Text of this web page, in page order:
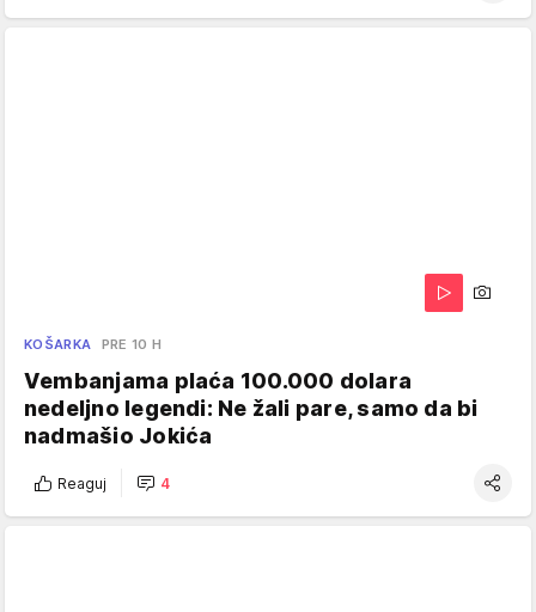
KOŠARKA PRE 10 H
Vembanjama plaća 100.000 dolara
nedeljno legendi: Ne žali pare, samo da bi
nadmašio Jokića
Reaguj 4